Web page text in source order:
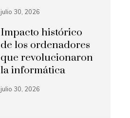
julio 30, 2026
Impacto histórico
de los ordenadores
que revolucionaron
la informática
julio 30, 2026